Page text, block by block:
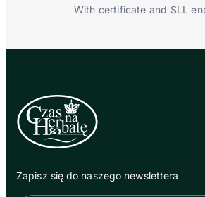
With certificate and SLL
Zapisz się do naszego newslettera